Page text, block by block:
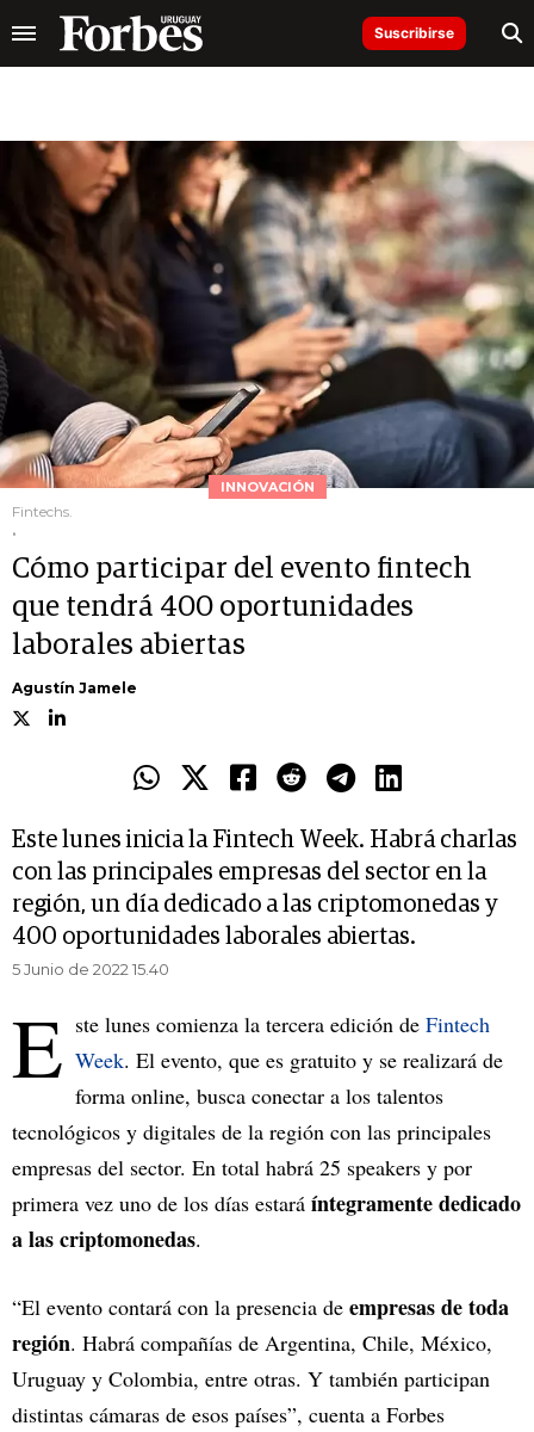
Suscribirse
INNOVACIÓN
Fintechs.
.
Cómo participar del evento fintech
que tendrá 400 oportunidades
laborales abiertas
Agustín Jamele
Este lunes inicia la Fintech Week. Habrá charlas
con las principales empresas del sector en la
región, un día dedicado a las criptomonedas y
400 oportunidades laborales abiertas.
5 Junio de 2022 15.40
E ste lunes comienza la tercera edición de Fintech
Week. El evento, que es gratuito y se realizará de
forma online, busca conectar a los talentos
tecnológicos y digitales de la región con las principales
empresas del sector. En total habrá 25 speakers y por
primera vez uno de los días estará íntegramente dedicado
a las criptomonedas.
“El evento contará con la presencia de empresas de toda
región. Habrá compañías de Argentina, Chile, México,
Uruguay y Colombia, entre otras. Y también participan
distintas cámaras de esos países”, cuenta a Forbes